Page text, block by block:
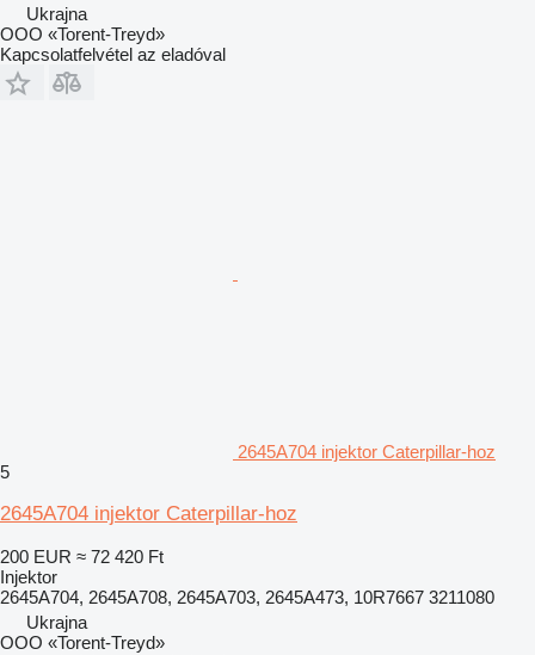
Ukrajna
OOO «Torent-Treyd»
Kapcsolatfelvétel az eladóval
2645A704 injektor Caterpillar-hoz
5
2645A704 injektor Caterpillar-hoz
200 EUR ≈ 72 420 Ft
Injektor
2645A704, 2645A708, 2645A703, 2645A473, 10R7667 3211080
Ukrajna
OOO «Torent-Treyd»